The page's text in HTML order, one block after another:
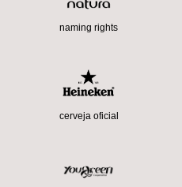
naming rights
cerveja oficial